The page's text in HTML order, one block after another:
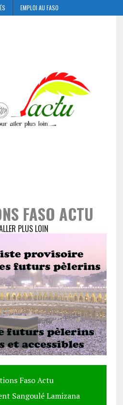
EMPLOI AU FASO
FASO ACTU
PLUS LOIN
Faso Actu
Sangoulé Lamizana